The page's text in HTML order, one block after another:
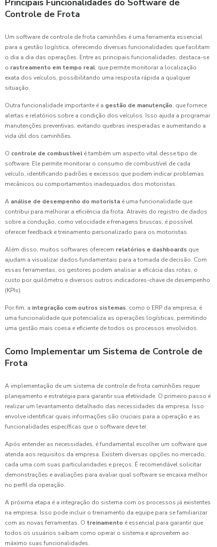
Principais Funcionalidades do Software de
Controle de Frota
Um software de controle de frota caminhões é uma ferramenta essencial
para a gestão logística, oferecendo diversas funcionalidades que facilitam
o dia a dia das operações. Entre as principais funcionalidades, destaca-se
o rastreamento em tempo real, que permite monitorar a localização
exata dos veículos, possibilitando uma resposta rápida a qualquer
situação.
Outra funcionalidade importante é a gestão de manutenção, que fornece
alertas e relatórios sobre a condição dos veículos. Isso ajuda a programar
manutenções preventivas, evitando quebras inesperadas e aumentando a
vida útil dos caminhões.
O controle de combustível é também um aspecto vital desse tipo de
software. Ele permite monitorar o consumo de combustível de cada
veículo, identificando padrões e excessos que podem indicar problemas
mecânicos ou comportamentos inadequados dos motoristas.
A análise de desempenho do motorista é uma funcionalidade que
contribui para melhorar a eficiência da frota. Através do registro de dados
sobre a condução, como velocidade e frenagens bruscas, é possível
oferecer feedback e treinamento personalizado para os motoristas.
Além disso, muitos softwares oferecem relatórios e dashboards que
ajudam a visualizar dados fundamentais para a tomada de decisão. Com
essas ferramentas, os gestores podem analisar a eficácia das rotas, o
custo por quilômetro e diversos outros indicadores-chave de desempenho
(KPIs).
Por fim, a integração com outros sistemas, como o ERP da empresa, é
uma funcionalidade que potencializa as operações logísticas, permitindo
uma gestão mais coesa e eficiente de todos os processos envolvidos.
Como Implementar um Sistema de Controle de
Frota
A implementação de um sistema de controle de frota caminhões requer
planejamento e estratégia para garantir sua efetividade. O primeiro passo é
realizar um levantamento detalhado das necessidades da empresa. Isso
envolve identificar quais informações são cruciais para a operação e as
funcionalidades específicas que o software deve ter.
Após entender as necessidades, é fundamental escolher um software que
atenda aos requisitos da empresa. Existem diversas opções no mercado,
cada uma com suas particularidades e preços. É recomendável solicitar
demonstrações e avaliações para avaliar qual software se encaixa melhor
no perfil da operação.
A próxima etapa é a integração do sistema com os processos já existentes
na empresa. Isso pode incluir o treinamento da equipe para se familiarizar
com as novas ferramentas. O treinamento é essencial para garantir que
todos os usuários saibam como operar o sistema e aproveitem ao
máximo suas funcionalidades.